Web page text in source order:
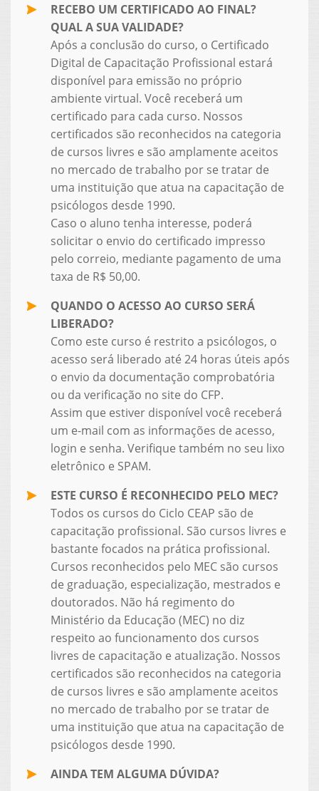
RECEBO UM CERTIFICADO AO FINAL?
QUAL A SUA VALIDADE?
Após a conclusão do curso, o Certificado
Digital de Capacitação Profissional estará
disponível para emissão no próprio
ambiente virtual. Você receberá um
certificado para cada curso. Nossos
certificados são reconhecidos na categoria
de cursos livres e são amplamente aceitos
no mercado de trabalho por se tratar de
uma instituição que atua na capacitação de
psicólogos desde 1990.
Caso o aluno tenha interesse, poderá
solicitar o envio do certificado impresso
pelo correio, mediante pagamento de uma
taxa de R$ 50,00.
QUANDO O ACESSO AO CURSO SERÁ
LIBERADO?
Como este curso é restrito a psicólogos, o
acesso será liberado até 24 horas úteis após
o envio da documentação comprobatória
ou da verificação no site do CFP.
Assim que estiver disponível você receberá
um e-mail com as informações de acesso,
login e senha. Verifique também no seu lixo
eletrônico e SPAM.
ESTE CURSO É RECONHECIDO PELO MEC?
Todos os cursos do Ciclo CEAP são de
capacitação profissional. São cursos livres e
bastante focados na prática profissional.
Cursos reconhecidos pelo MEC são cursos
de graduação, especialização, mestrados e
doutorados. Não há regimento do
Ministério da Educação (MEC) no diz
respeito ao funcionamento dos cursos
livres de capacitação e atualização. Nossos
certificados são reconhecidos na categoria
de cursos livres e são amplamente aceitos
no mercado de trabalho por se tratar de
uma instituição que atua na capacitação de
psicólogos desde 1990.
AINDA TEM ALGUMA DÚVIDA?